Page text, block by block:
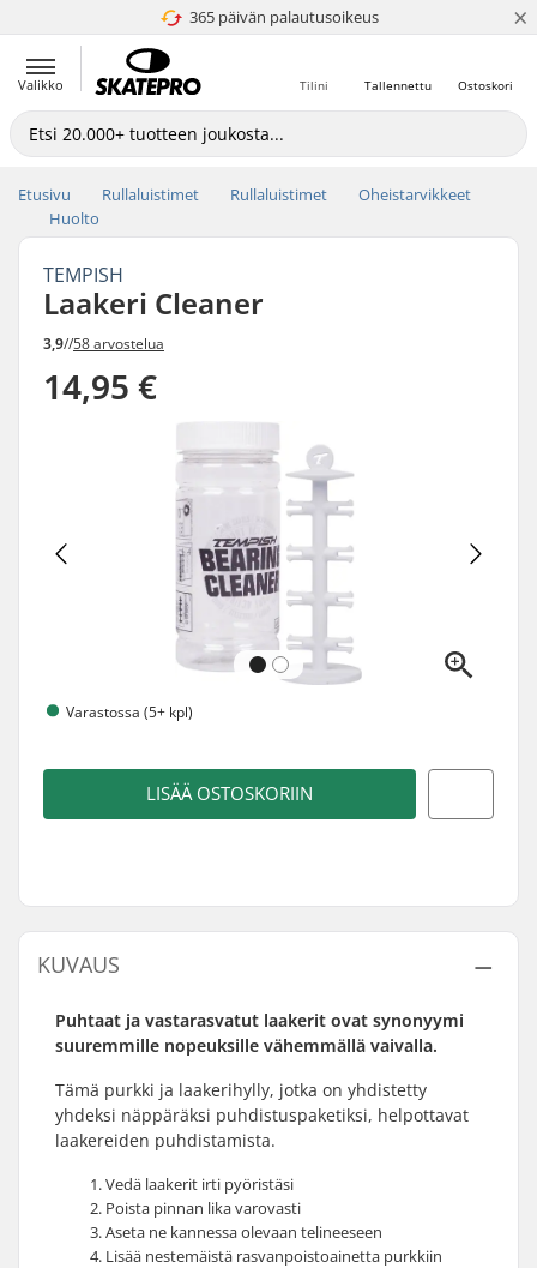
365 päivän palautusoikeus
4.8 / 5 ×
Valikko Ostoskori
Tallennettu
Tilini
Etusivu Rullaluistimet Rullaluistimet
Oheistarvikkeet
Huolto
TEMPISH
Laakeri Cleaner
3,9//58 arvostelua
14,95 €
Varastossa (5+ kpl)
LISÄÄ OSTOSKORIIN
KUVAUS
Puhtaat ja vastarasvatut laakerit ovat synonyymi
suuremmille nopeuksille vähemmällä vaivalla.
Tämä purkki ja laakerihylly, jotka on yhdistetty
yhdeksi näppäräksi puhdistuspaketiksi, helpottavat
laakereiden puhdistamista.
Vedä laakerit irti pyöristäsi
Poista pinnan lika varovasti
Aseta ne kannessa olevaan telineeseen
Lisää nestemäistä rasvanpoistoainetta purkkiin